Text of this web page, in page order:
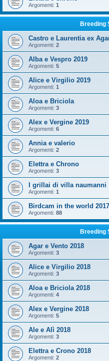
Argomenti: 1
Breeding
Castro e Laurentia ex
Argomenti: 2
Alba e Vespro 2019
Argomenti: 5
Alice e Virgilio 2019
Argomenti: 1
Aloa e Briciola
Argomenti: 3
Alex e Vergine 2019
Argomenti: 6
Annia e valerio
Argomenti: 2
Elettra e Chrono
Argomenti: 3
I grillai di villa naumanni
Argomenti: 1
Birdcam in the world
Argomenti: 88
Breeding
Agar e Vento 2018
Argomenti: 3
Alice e Virgilio 2018
Argomenti: 3
Aloa e Briciola 2018
Argomenti: 4
Alex e Vergine 2018
Argomenti: 5
Ale e Alì 2018
Argomenti: 3
Elettra e Crono 2018
Argomenti: 2